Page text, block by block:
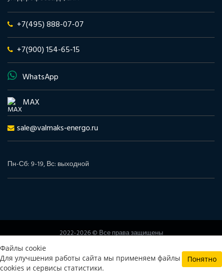
Файлы cookie
Для улучшения работы сайта мы применяем файлы
cookies и сервисы статистики.
Понятно
+7(495) 888-07-07
+7(900) 154-65-15
WhatsApp
MAX
sale@valmaks-energo.ru
Пн-Сб: 9-19, Вс: выходной
2022-2026 © Все права защищены
Политика конфиденциальности
Согласие на обработку
персональных данных